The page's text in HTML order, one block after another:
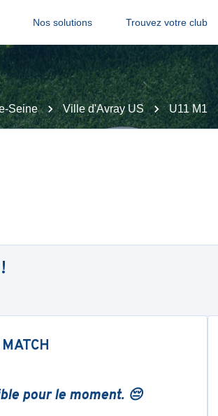
Nos solutions Trouvez votre club
Seine Ville d'Avray US U11 M1
pour le moment. 😔